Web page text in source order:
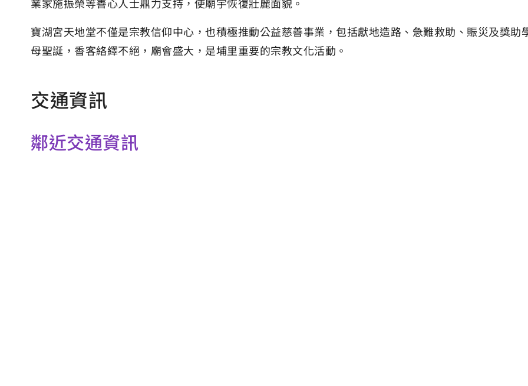
業家施振榮等善心人士鼎力支持，使廟宇恢復壯麗面貌。
寶湖宮天地堂不僅是宗教信仰中心，也積極推動公益慈善事業，包括獻地造路、急難救助、賑災及獎
母聖誕，香客絡繹不絕，廟會盛大，是埔里重要的宗教文化活動。
交通資訊
鄰近交通資訊